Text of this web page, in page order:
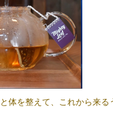
体を整えて、これから来